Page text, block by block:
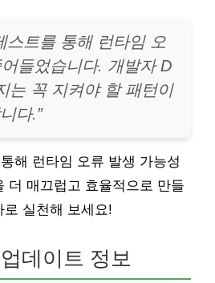
스트를 통해 런타임 오
들었습니다. 개발자 D
는 꼭 지켜야 할 패턴이
다.”
해 런타임 오류 발생 가능성
더 매끄럽고 효율적으로 만들
실천해 보세요!
데이트 정보